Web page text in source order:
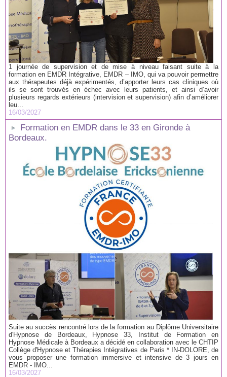
1 journée de supervision et de mise à niveau faisant suite à la
formation en EMDR Intégrative, EMDR – IMO, qui va pouvoir permettre
aux thérapeutes déjà expérimentés, d’apporter leurs cas cliniques où
ils se sont trouvés en échec avec leurs patients, et ainsi d’avoir
plusieurs regards extérieurs (intervision et supervision) afin d’améliorer
leu...
16/03/2027
Formation en EMDR dans le 33 en Gironde à
Bordeaux.
Suite au succès rencontré lors de la formation au Diplôme Universitaire
d'Hypnose de Bordeaux, Hypnose 33, Institut de Formation en
Hypnose Médicale à Bordeaux a décidé en collaboration avec le CHTIP
Collège d'Hypnose et Thérapies Intégratives de Paris * IN-DOLORE, de
vous proposer une formation immersive et intensive de 3 jours en
EMDR - IMO...
16/03/2027